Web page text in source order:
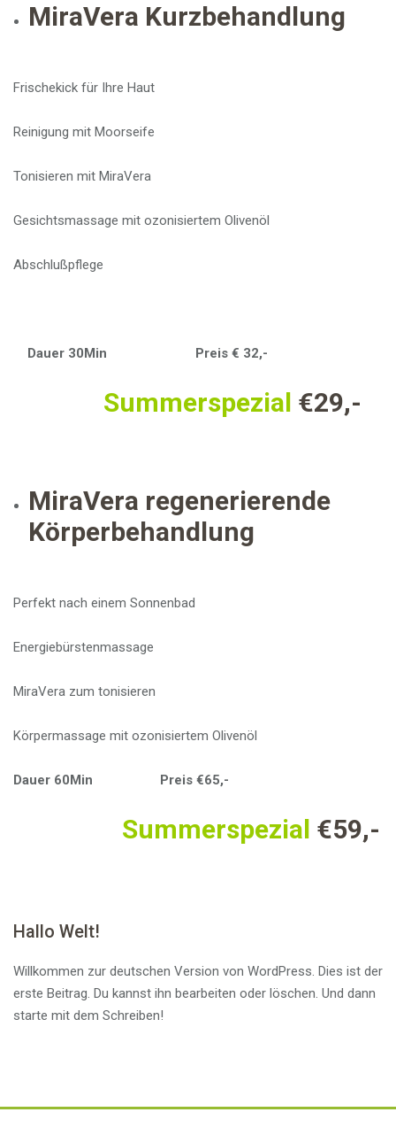
MiraVera Kurzbehandlung
Frischekick für Ihre Haut
Reinigung mit Moorseife
Tonisieren mit MiraVera
Gesichtsmassage mit ozonisiertem Olivenöl
Abschlußpflege
Dauer 30Min Preis € 32,-
Summerspezial €29,-
MiraVera regenerierende
Körperbehandlung
Perfekt nach einem Sonnenbad
Energiebürstenmassage
MiraVera zum tonisieren
Körpermassage mit ozonisiertem Olivenöl
Dauer 60Min Preis €65,-
Summerspezial €59,-
Hallo Welt!
Willkommen zur deutschen Version von WordPress. Dies ist der
erste Beitrag. Du kannst ihn bearbeiten oder löschen. Und dann
starte mit dem Schreiben!